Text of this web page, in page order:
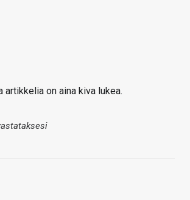
artikkelia on aina kiva lukea.